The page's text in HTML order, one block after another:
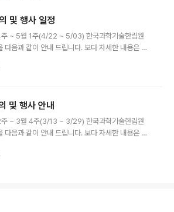
및 행사 일정
~ 5월 1주(4/22 ~ 5/03) 한국과학기술한림원
다음과 같이 안내 드립니다. 보다 자세한 내용은 하
4. 18.(목), 11:00 - 장 소: 서초원 한식당(교대
출과 직무발명 조세제도 개선 ※ 학술팀 031-710
서수여식 - 일 시: 2019. 4. 22.(월), 15:00 - 장
및 행사 안내
~ 3월 4주(3/13 ~ 3/29) 한국과학기술한림원
다음과 같이 안내 드립니다. 보다 자세한 내용은 하
: 2019. 3. 17.(일), 10:30 ~ 17:00 - 장 소: 일